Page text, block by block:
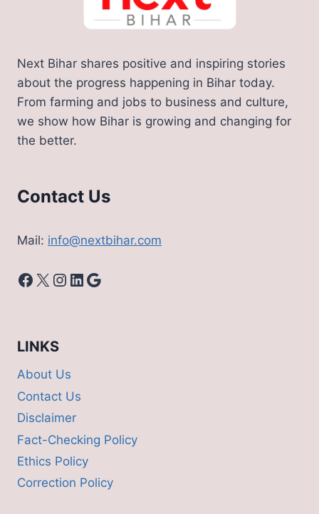
Next Bihar shares positive and inspiring stories
about the progress happening in Bihar today.
From farming and jobs to business and culture,
we show how Bihar is growing and changing for
the better.
Contact Us
Mail: info@nextbihar.com
Facebook
X Instagram
LinkedIn
Google
LINKS
About Us
Contact Us
Disclaimer
Fact-Checking Policy
Ethics Policy
Correction Policy